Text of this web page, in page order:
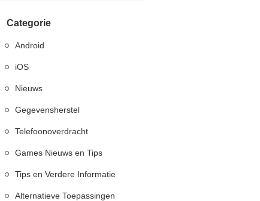
Categorie
Android
iOS
Nieuws
Gegevensherstel
Telefoonoverdracht
Games Nieuws en Tips
Tips en Verdere Informatie
Alternatieve Toepassingen